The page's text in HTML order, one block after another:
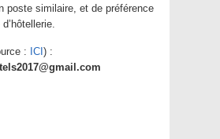
poste similaire, et de préférence
: ICI ) :